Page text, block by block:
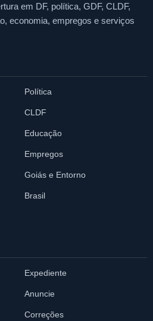
em DF, política, GDF, CLDF,
economia, empregos e serviços
Política
CLDF
Educação
Empregos
Goiás e Entorno
Brasil
Expediente
Anuncie
Correções